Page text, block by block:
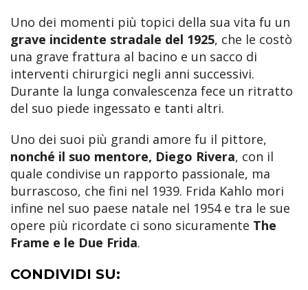
Uno dei momenti più topici della sua vita fu un
grave incidente stradale del 1925, che le costò
una grave frattura al bacino e un sacco di
interventi chirurgici negli anni successivi.
Durante la lunga convalescenza fece un ritratto
del suo piede ingessato e tanti altri.
Uno dei suoi più grandi amore fu il pittore,
nonché il suo mentore, Diego Rivera, con il
quale condivise un rapporto passionale, ma
burrascoso, che fini nel 1939. Frida Kahlo mori
infine nel suo paese natale nel 1954 e tra le sue
opere più ricordate ci sono sicuramente The
Frame e le Due Frida.
CONDIVIDI SU: